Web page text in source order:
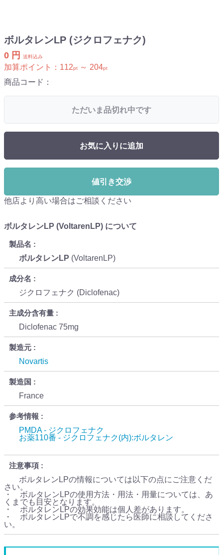
ボルタレンLP (ジクロフェナク)
0 円 送料込み
加算ポイント： 112pt ～ 204pt
商品コード：
ただいま品切れ中です
お気に入りに追加
値引き交渉
他店より高い場合はご相談ください
ボルタレンLP (VoltarenLP) について
製品名
ボルタレンLP (VoltarenLP)
成分名
ジクロフェナク (Diclofenac)
主成分含有量
Diclofenac 75mg
製造元
Novartis
製造国
France
参考情報
PMDA - ジクロフェナク
お薬110番 - ジクロフェナク(内):ボルタレン
注意事項
ボルタレンLPの情報については以下の点にご注意くだ
さい。
・ ボルタレンLPの使用方法・用法・用量については、あ
くまでも目安となります。
・ ボルタレンLPの効果効能は個人差があります。
・ ボルタレンLPで不調を感じたら医師に相談してくださ
い。